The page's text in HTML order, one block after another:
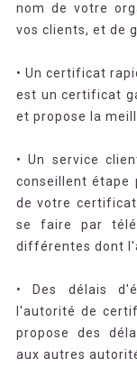
nom de votre
vos clients, et de
• Un certificat
est un certificat
et propose la
• Un service
conseillent étape
de votre
se faire par
différentes dont
• Des délais
l'autorité de
propose des
aux autres